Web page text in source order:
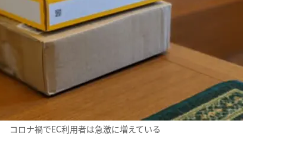
コロナ禍でEC利用者は急激に増えている